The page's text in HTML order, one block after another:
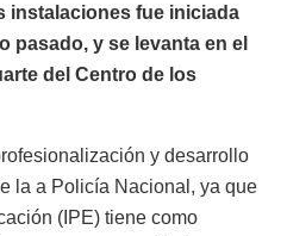
instalaciones fue iniciada
pasado, y se levanta en el
del Centro de los
y desarrollo
la a Policía Nacional, ya que
(IPE) tiene como